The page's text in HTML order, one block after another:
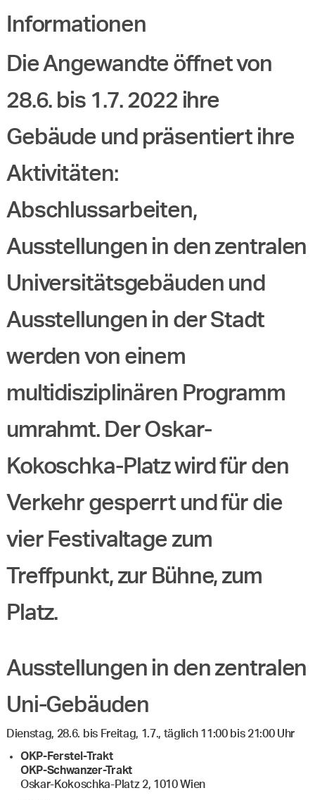
Informationen
Die Angewandte öffnet von
28.6. bis 1.7. 2022 ihre
Gebäude und präsentiert ihre
Aktivitäten:
Abschlussarbeiten,
Ausstellungen in den zentralen
Universitätsgebäuden und
Ausstellungen in der Stadt
werden von einem
multidisziplinären Programm
umrahmt. Der Oskar-
Kokoschka-Platz wird für den
Verkehr gesperrt und für die
vier Festivaltage zum
Treffpunkt, zur Bühne, zum
Platz.
Ausstellungen in den zentralen
Uni-Gebäuden
Dienstag, 28.6. bis Freitag, 1.7., täglich 11:00 bis 21:00 Uhr
OKP-Ferstel-Trakt
OKP-Schwanzer-Trakt
Oskar-Kokoschka-Platz 2, 1010 Wien